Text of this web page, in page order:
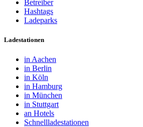
Betreiber
Hashtags
Ladeparks
Ladestationen
in Aachen
in Berlin
in Köln
in Hamburg
in München
in Stuttgart
an Hotels
Schnellladestationen